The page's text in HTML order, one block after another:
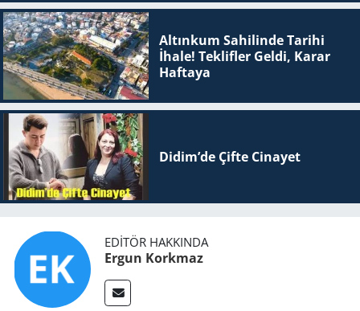
Altınkum Sahilinde Tarihi
İhale! Teklifler Geldi, Karar
Haftaya
Didim’de Çifte Ci­na­yet
EDITÖR HAKKINDA
Ergun Korkmaz